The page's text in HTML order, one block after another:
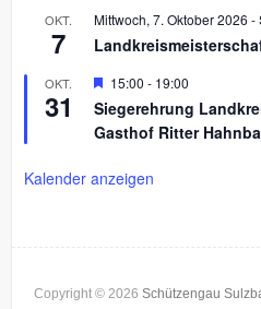
e
h
o
e
o
r
e
h
o
b
OKT.
7
Mittwoch, 7. Oktober 2026 -
OKT.
31
H
r
v
g
n
15:00 - 19:00
Siegerehrung
Gasthof Ritter
Kalender anzeigen
Copyright © 2026 Schützengau